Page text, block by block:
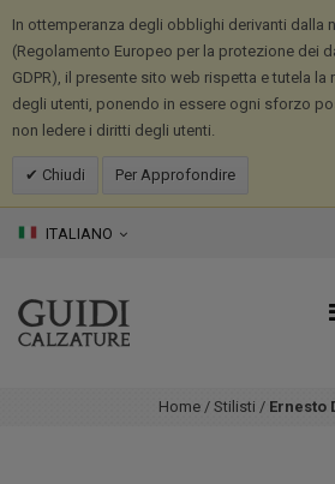
In ottemperanza degli obblighi derivanti dalla
(Regolamento Europeo per la protezione dei
GDPR), il presente sito web rispetta e tutela
degli utenti, ponendo in essere ogni sforzo
non ledere i diritti degli utenti.
Chiudi Per Approfondire
ITALIANO
Home / Stilisti / Ernesto